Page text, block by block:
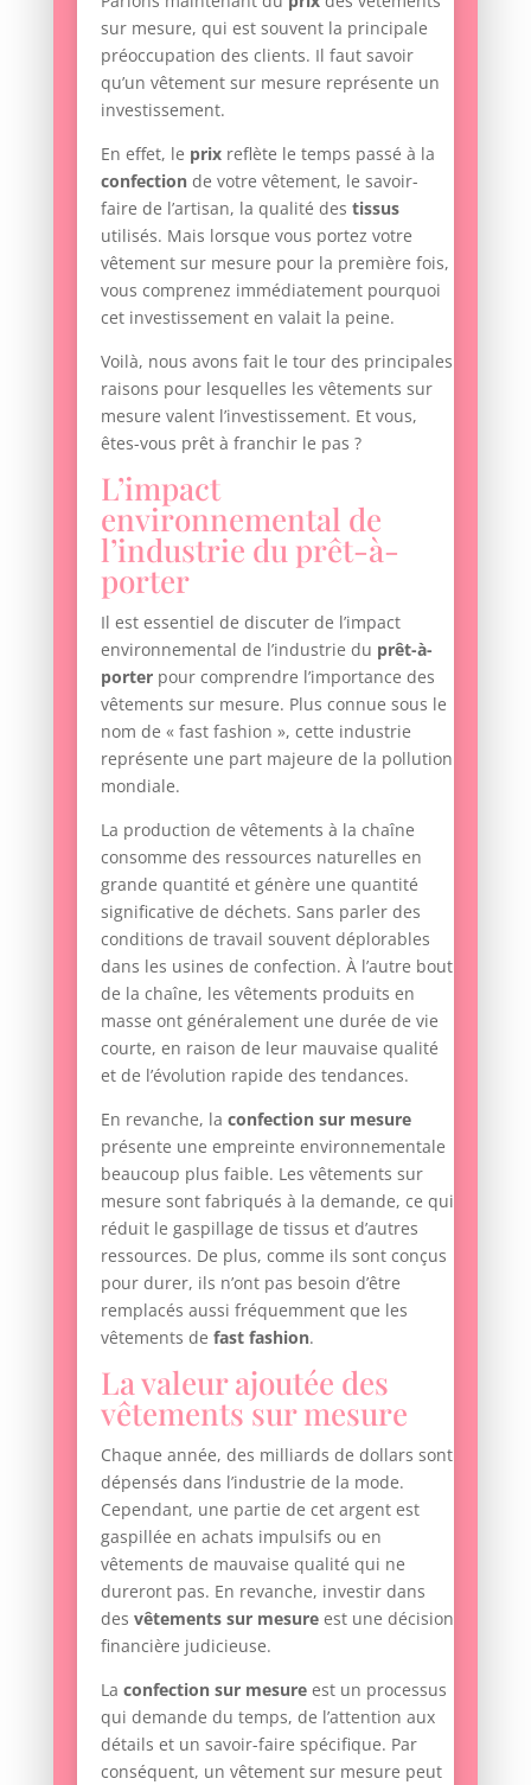
sur mesure, qui est souvent la principale
préoccupation des clients. Il faut savoir
qu’un vêtement sur mesure représente un
investissement.
En effet, le prixreflète le temps passé à la
confectionde votre vêtement, le savoir-
faire de l’artisan, la qualité des tissus
utilisés. Mais lorsque vous portez votre
vêtement sur mesure pour la première fois,
vous comprenez immédiatement pourquoi
cet investissement en valait la peine.
Voilà, nous avons fait le tour des principales
raisons pour lesquelles les vêtements sur
mesure valent l’investissement. Et vous,
êtes-vous prêt à franchir le pas ?
L’impact
environnemental de
l’industrie du prêt-à-
porter
Il est essentiel de discuter de l’impact
environnemental de l’industrie du prêt-à-
porterpour comprendre l’importance des
vêtements sur mesure. Plus connue sous le
nom de « fast fashion », cette industrie
représente une part majeure de la pollution
mondiale.
La production de vêtements à la chaîne
consomme des ressources naturelles en
grande quantité et génère une quantité
significative de déchets. Sans parler des
conditions de travail souvent déplorables
dans les usines de confection. À l’autre bout
de la chaîne, les vêtements produits en
masse ont généralement une durée de vie
courte, en raison de leur mauvaise qualité
et de l’évolution rapide des tendances.
En revanche, la confection sur mesure
présente une empreinte environnementale
beaucoup plus faible. Les vêtements sur
mesure sont fabriqués à la demande, ce qui
réduit le gaspillage de tissus et d’autres
ressources. De plus, comme ils sont conçus
pour durer, ils n’ont pas besoin d’être
remplacés aussi fréquemment que les
vêtements de fast fashion.
La valeur ajoutée des
vêtements sur mesure
Chaque année, des milliards de dollars sont
dépensés dans l’industrie de la mode.
Cependant, une partie de cet argent est
gaspillée en achats impulsifs ou en
vêtements de mauvaise qualité qui ne
dureront pas. En revanche, investir dans
des vêtements sur mesureest une décision
financière judicieuse.
La confection sur mesureest un processus
qui demande du temps, de l’attention aux
détails et un savoir-faire spécifique. Par
conséquent, un vêtement sur mesure peut